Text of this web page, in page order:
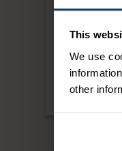
This
We use
other
Blijf op de
webinars.
JA, IK